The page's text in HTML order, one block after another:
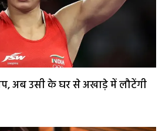
अब उसी के घर से अखाड़े में लौटेंगी